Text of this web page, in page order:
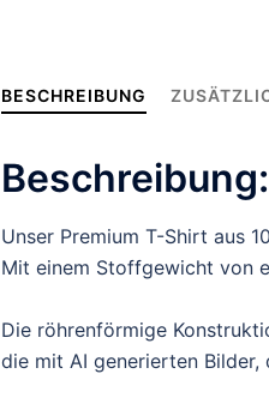
BESCHREIBUNG
Beschreibung:
Unser Premium T-Shirt aus
Mit einem Stoffgewicht von
Die röhrenförmige
die mit AI generierten Bilder,